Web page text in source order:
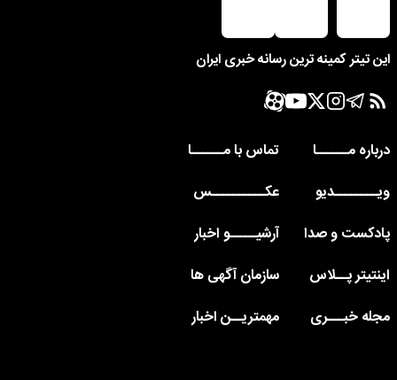
این تیتر کمینه ترین رسانه خبری ایران
درباره مــــــا
تماس با مــــــا
ویــــــــدیو
عکــــــــــس
پادکست و صدا
آرشیـــــو اخبار
اینتیتر پــلاس
سازمان آگهی ها
مجله خبـــری
مهمتریــن اخبار